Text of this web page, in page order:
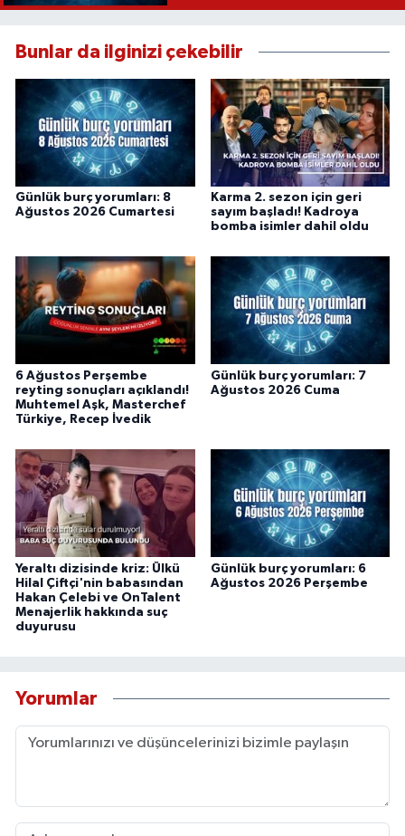
Bunlar da ilginizi çekebilir
Günlük burç yorumları: 8
Ağustos 2026 Cumartesi
Karma 2. sezon için geri
sayım başladı! Kadroya
bomba isimler dahil oldu
6 Ağustos Perşembe
reyting sonuçları açıklandı!
Muhtemel Aşk, Masterchef
Türkiye, Recep İvedik
Günlük burç yorumları: 7
Ağustos 2026 Cuma
Yeraltı dizisinde kriz: Ülkü
Hilal Çiftçi'nin babasından
Hakan Çelebi ve OnTalent
Menajerlik hakkında suç
duyurusu
Günlük burç yorumları: 6
Ağustos 2026 Perşembe
Yorumlar